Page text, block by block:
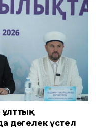
ұлттық
дөңгелек үстел